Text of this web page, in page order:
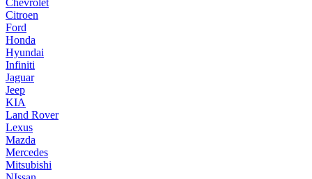
Chevrolet
Citroen
Ford
Honda
Hyundai
Infiniti
Jaguar
Jeep
KIA
Land Rover
Lexus
Mazda
Mercedes
Mitsubishi